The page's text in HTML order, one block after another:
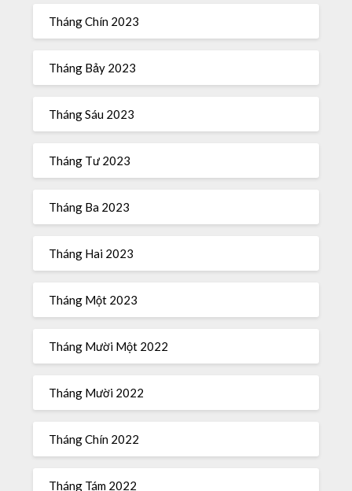
Tháng Chín 2023
Tháng Bảy 2023
Tháng Sáu 2023
Tháng Tư 2023
Tháng Ba 2023
Tháng Hai 2023
Tháng Một 2023
Tháng Mười Một 2022
Tháng Mười 2022
Tháng Chín 2022
Tháng Tám 2022